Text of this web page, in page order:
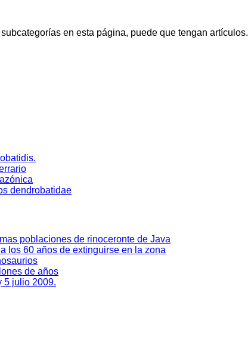
en esta página, puede que tengan artículos.
dendrobatidae
poblaciones de rinoceronte de Java
los 60 años de extinguirse en la zona
de años
5 julio 2009.